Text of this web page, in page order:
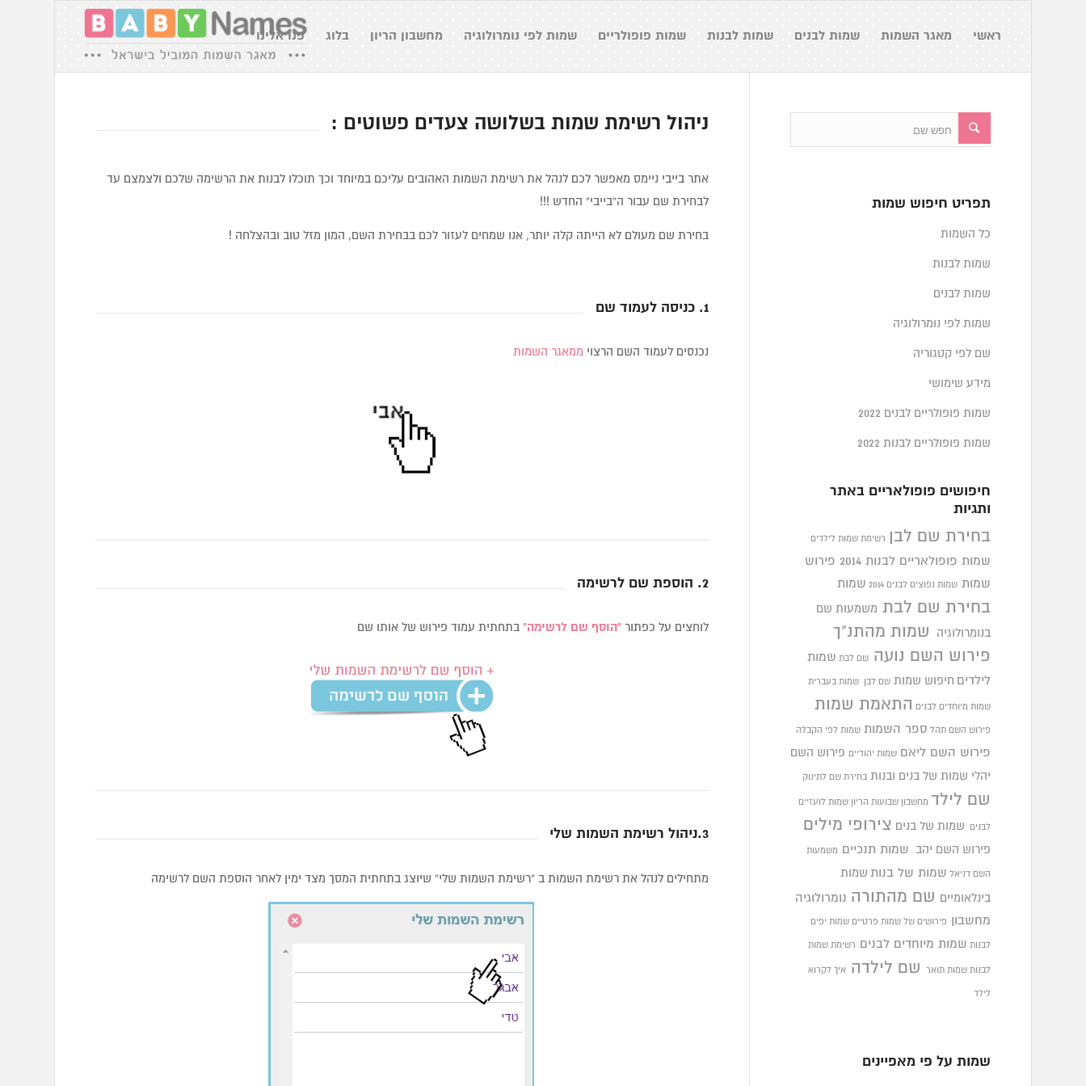
ראשי מאגר השמות שמות לבנים שמות לבנות שמות פופולריים שמות לפי נומרולוגיה מחשבון הריון בלוג פנו אלינו
ניהול רשימת שמות בשלושה צעדים פשוטים :
אתר בייבי ניימס מאפשר לכם לנהל את רשימת השמות האהובים עליכם במיוחד וכך תוכלו לבנות את הרשימה שלכם ולצמצם עד
לבחירת שם עבור ה”בייבי” החדש !!!
בחירת שם מעולם לא הייתה קלה יותר, אנו שמחים לעזור לכם בבחירת השם, המון מזל טוב ובהצלחה !
1. כניסה לעמוד שם
נכנסים לעמוד השם הרצוי ממאגר השמות
2. הוספת שם לרשימה
לוחצים על כפתור “הוסף שם לרשימה” בתחתית עמוד פירוש של אותו שם
3.ניהול רשימת השמות שלי
מתחילים לנהל את רשימת השמות ב “רשימת השמות שלי” שיוצג בתחתית המסך מצד ימין לאחר הוספת השם לרשימה
תפריט חיפוש שמות
כל השמות
שמות לבנות
שמות לבנים
שמות לפי נומרולוגיה
שם לפי קטגוריה
מידע שימושי
שמות פופולריים לבנים 2022
שמות פופולריים לבנות 2022
חיפושים פופולאריים באתר
ותגיות
בחירת שם לבן רשימת שמות לילדים
שמות פופולאריים לבנות 2014 פירוש
שמות שמות נפוצים לבנים 2014 שמות
בחירת שם לבת משמעות שם
בנומרולוגיה
שמות מהתנ"ך
פירוש השם נועה
שם לבת שמות
לילדים חיפוש שמות שם לבן שמות בעברית
שמות מיוחדים לבנים התאמת שמות
פירוש השם תהל ספר השמות שמות לפי הקבלה
פירוש השם ליאם שמות יהודיים פירוש השם
יהלי שמות של בנים ובנות בחירת שם לתינוק
שם לילד מחשבון שבועות הריון שמות לועזיים
לבנים שמות של בנים צירופי מילים
פירוש השם יהב שמות תנכיים משמעות
השם דניאל שמות של בנות שמות
בינלאומיים שם מהתורה נומרולוגיה
מחשבון פירושים של שמות פרטיים שמות יפים
לבנות שמות מיוחדים לבנים רשימת שמות
לבנות שמות תואר שם לילדה איך לקרוא
לילד
שמות על פי מאפיינים